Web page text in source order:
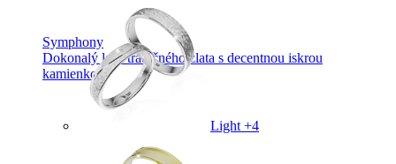
Symphony
Dokonalý lesk tradičného zlata s decentnou iskrou
kamienkov.
Light +4